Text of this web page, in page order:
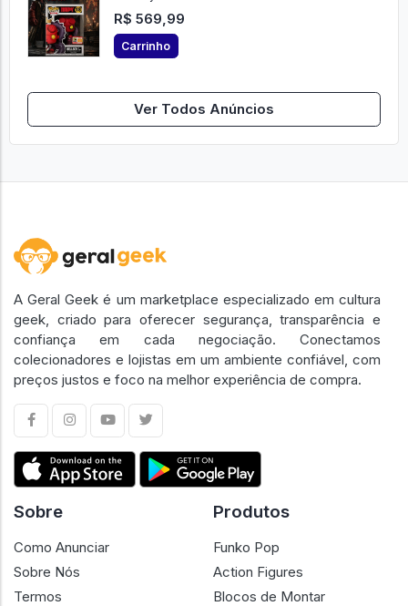
R$ 569,99
Carrinho
Ver Todos Anúncios
A Geral Geek é um marketplace especializado em cultura
geek, criado para oferecer segurança, transparência e
confiança em cada negociação. Conectamos
colecionadores e lojistas em um ambiente confiável, com
preços justos e foco na melhor experiência de compra.
Sobre
Como Anunciar
Sobre Nós
Termos
Produtos
Funko Pop
Action Figures
Blocos de Montar